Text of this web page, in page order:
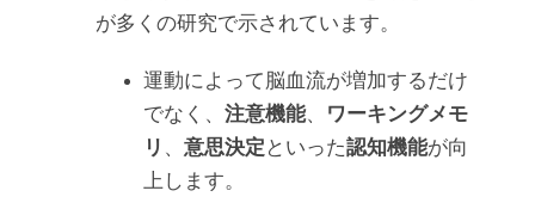
が多くの研究で示されています。
運動によって脳血流が増加するだけ
でなく、 注意機能、
ワーキングメモ
リ 、 意思決定 といった認知機能が向
上します。